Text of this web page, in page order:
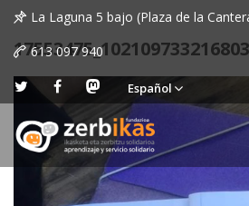
La Laguna 5 bajo (Plaza de la
613 097 940
Español